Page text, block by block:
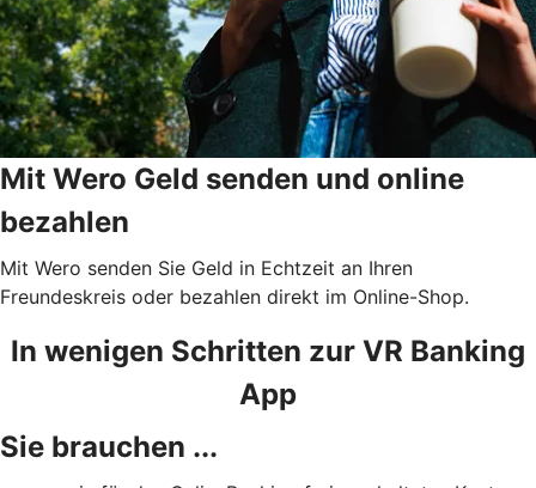
Mit Wero Geld senden und online
bezahlen
Mit Wero senden Sie Geld in Echtzeit an Ihren
Freundeskreis oder bezahlen direkt im Online-Shop.
In wenigen Schritten zur VR Banking
App
Sie brauchen ...